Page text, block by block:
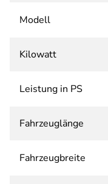
Modell
Kilowatt
Leistung in PS
Fahrzeuglänge
Fahrzeugbreite